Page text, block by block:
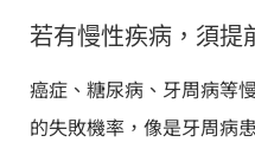
若有慢性疾病，須提
癌症、糖尿病、牙周病等
的失敗機率，像是牙周病